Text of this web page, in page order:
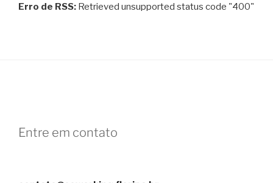
Erro de RSS: Retrieved unsupported status code "400"
Entre em contato